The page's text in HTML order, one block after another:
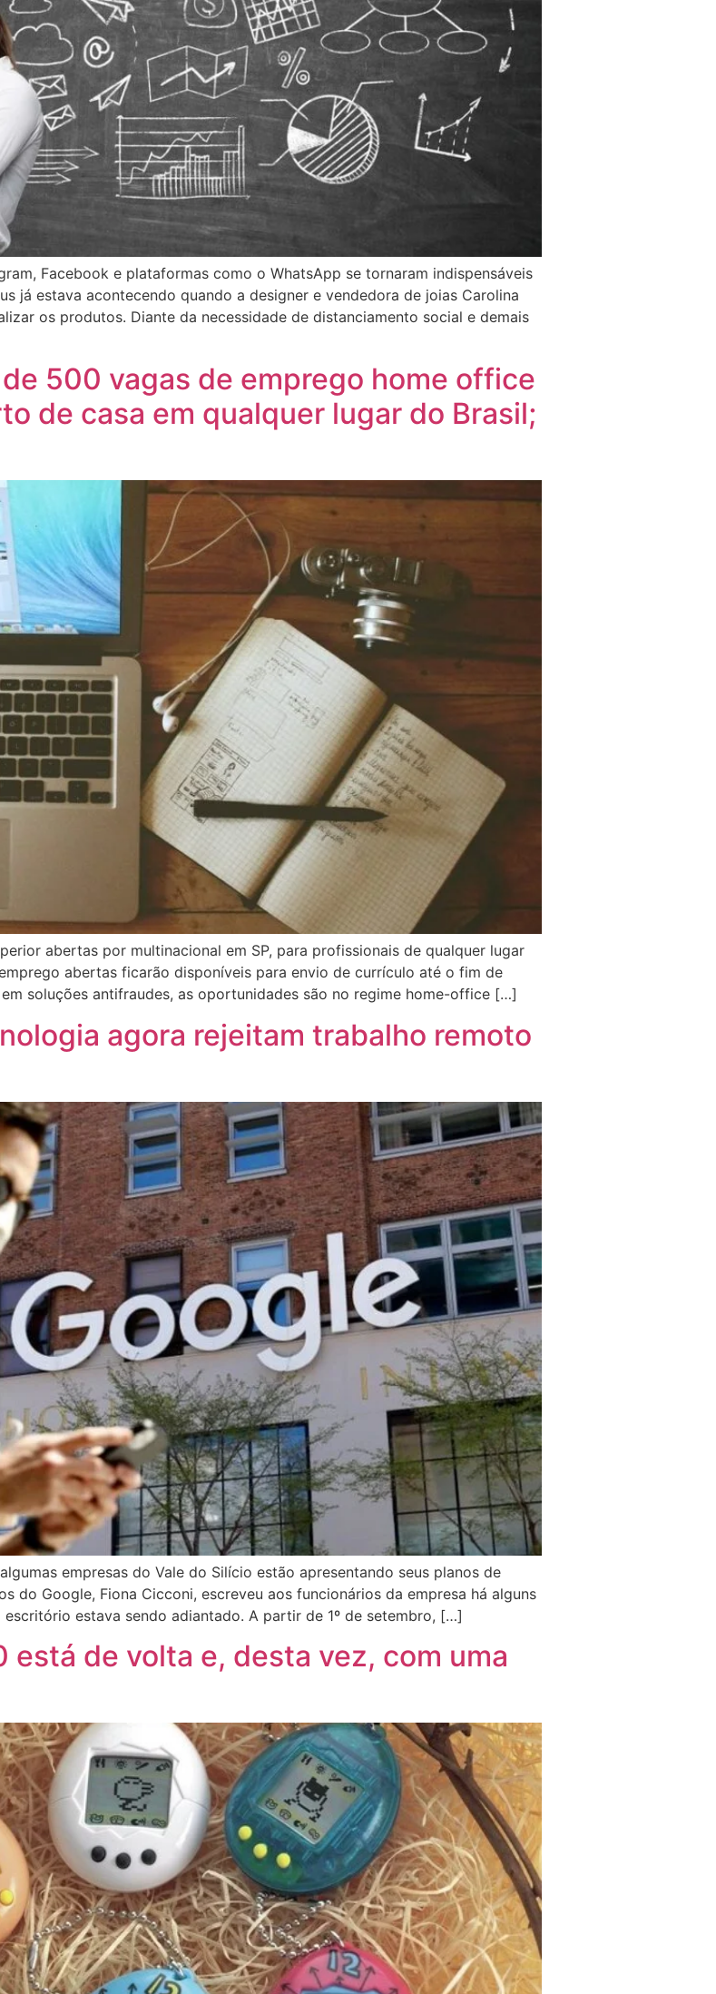
Facebook e plataformas como o WhatsApp se tornaram indispensáveis
já estava acontecendo quando a designer e vendedora de joias Carolina
os produtos. Diante da necessidade de distanciamento social e demais
500 vagas de emprego home office
de casa em qualquer lugar do Brasil;
abertas por multinacional em SP, para profissionais de qualquer lugar
abertas ficarão disponíveis para envio de currículo até o fim de
soluções antifraudes, as oportunidades são no regime home-office […]
agora rejeitam trabalho remoto
empresas do Vale do Silício estão apresentando seus planos de
do Google, Fiona Cicconi, escreveu aos funcionários da empresa há alguns
estava sendo adiantado. A partir de 1º de setembro, […]
está de volta e, desta vez, com uma